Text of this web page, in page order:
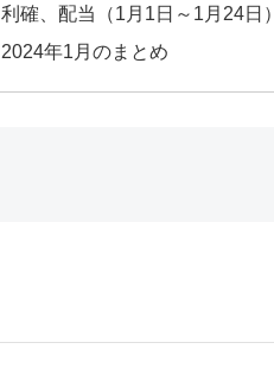
利確、配当（1月1日～1月24日）
2024年1月のまとめ